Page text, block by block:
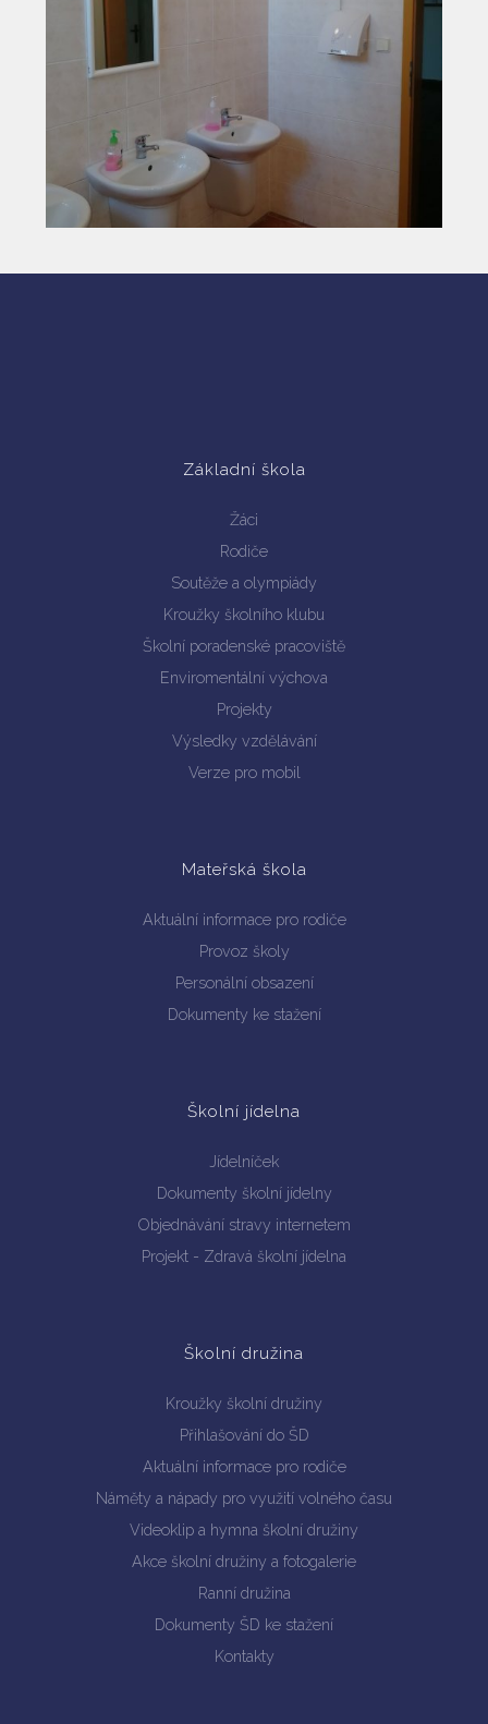
Základní škola
Žáci
Rodiče
Soutěže a olympiády
Kroužky školního klubu
Školní poradenské pracoviště
Enviromentální výchova
Projekty
Výsledky vzdělávání
Verze pro mobil
Mateřská škola
Aktuální informace pro rodiče
Provoz školy
Personální obsazení
Dokumenty ke stažení
Školní jídelna
Jídelníček
Dokumenty školní jídelny
Objednávání stravy internetem
Projekt - Zdravá školní jídelna
Školní družina
Kroužky školní družiny
Přihlašování do ŠD
Aktuální informace pro rodiče
Náměty a nápady pro využití volného času
Videoklip a hymna školní družiny
Akce školní družiny a fotogalerie
Ranní družina
Dokumenty ŠD ke stažení
Kontakty